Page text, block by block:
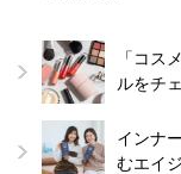
「コス
ルをチ
インナ
むエイ